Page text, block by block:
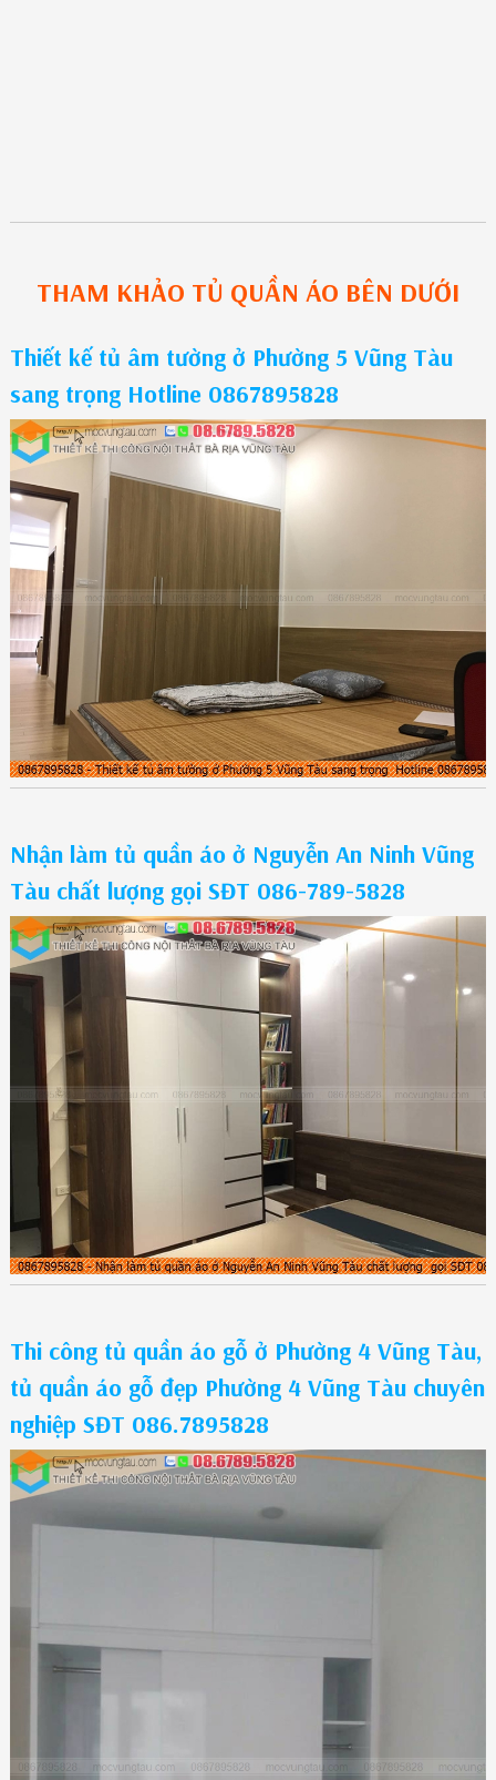
THAM KHẢO TỦ QUẦN ÁO BÊN DƯỚI
Thiết kế tủ âm tường ở Phường 5 Vũng Tàu
sang trọng Hotline 0867895828
Nhận làm tủ quần áo ở Nguyễn An Ninh Vũng
Tàu chất lượng gọi SĐT 086-789-5828
Thi công tủ quần áo gỗ ở Phường 4 Vũng Tàu,
tủ quần áo gỗ đẹp Phường 4 Vũng Tàu chuyên
nghiệp SĐT 086.7895828